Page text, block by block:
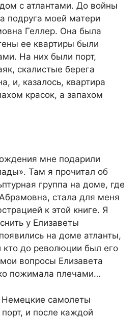
с атлантами. До войны
подруга моей матери
Геллер. Она была
ее квартиры были
На них были порт,
скалистые берега
и, казалось, квартира
красок, а запахом
мне подарили
Там я прочитал об
группа на доме, где
стала для меня
к этой книге. Я
у Елизаветы
на доме атланты,
кто до революции был его
вопросы Елизавета
пожимала плечами…
Немецкие самолеты
и после каждой